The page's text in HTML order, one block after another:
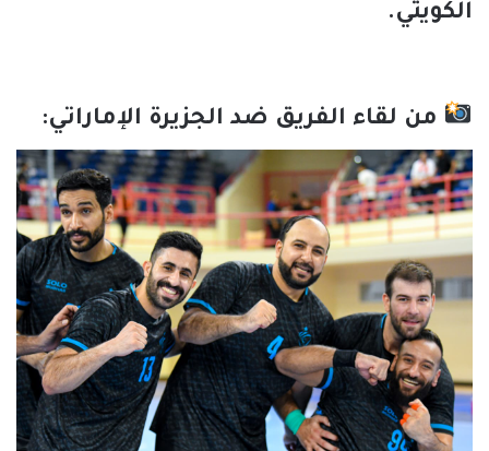
الكويتي.
من لقاء الفريق ضد الجزيرة الإماراتي: